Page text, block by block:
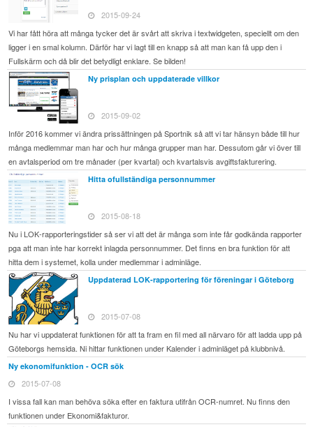
2015-09-24
Vi har fått höra att många tycker det är svårt att skriva i textwidgeten, speciellt om den
ligger i en smal kolumn. Därför har vi lagt till en knapp så att man kan få upp den i
Fullskärm och då blir det betydligt enklare. Se bilden!
Ny prisplan och uppdaterade villkor
2015-09-02
Inför 2016 kommer vi ändra prissättningen på Sportnik så att vi tar hänsyn både till hur
många medlemmar man har och hur många grupper man har. Dessutom går vi över till
en avtalsperiod om tre månader (per kvartal) och kvartalsvis avgiftsfakturering.
Hitta ofullständiga personnummer
2015-08-18
Nu i LOK-rapporteringstider så ser vi att det är många som inte får godkända rapporter
pga att man inte har korrekt inlagda personnummer. Det finns en bra funktion för att
hitta dem i systemet, kolla under medlemmar i adminläge.
Uppdaterad LOK-rapportering för föreningar i Göteborg
2015-07-08
Nu har vi uppdaterat funktionen för att ta fram en fil med all närvaro för att ladda upp på
Göteborgs hemsida. Ni hittar funktionen under Kalender i adminläget på klubbnivå.
Ny ekonomifunktion - OCR sök
2015-07-08
I vissa fall kan man behöva söka efter en faktura utifrån OCR-numret. Nu finns den
funktionen under Ekonomi&fakturor.